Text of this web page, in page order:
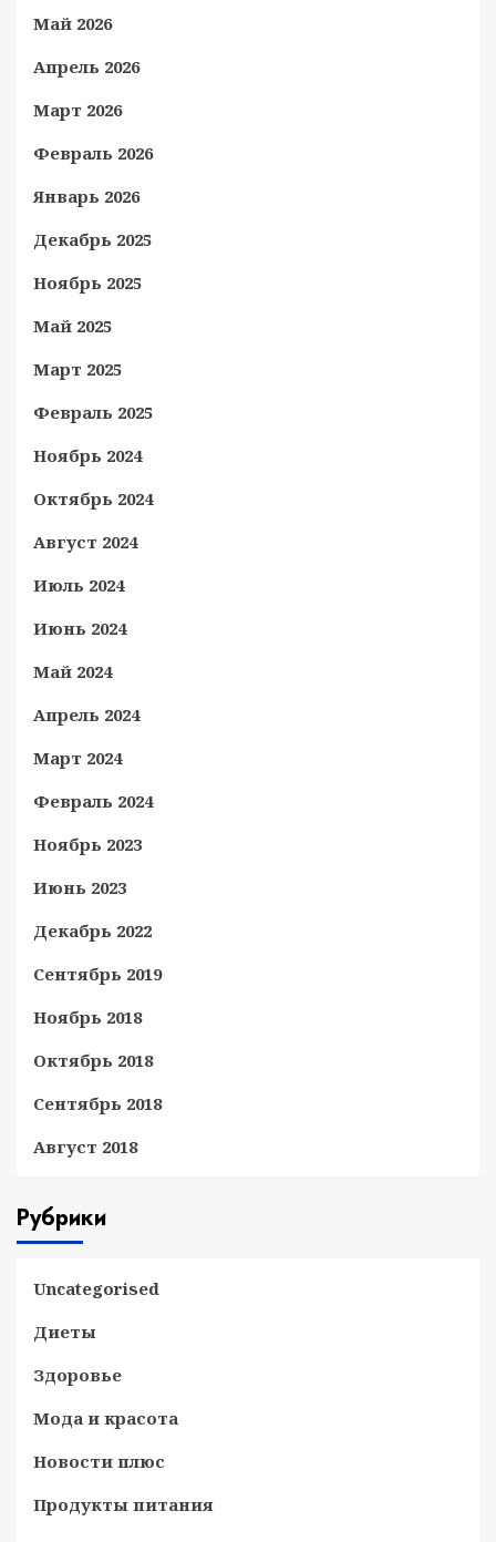
Май 2026
Апрель 2026
Март 2026
Февраль 2026
Январь 2026
Декабрь 2025
Ноябрь 2025
Май 2025
Март 2025
Февраль 2025
Ноябрь 2024
Октябрь 2024
Август 2024
Июль 2024
Июнь 2024
Май 2024
Апрель 2024
Март 2024
Февраль 2024
Ноябрь 2023
Июнь 2023
Декабрь 2022
Сентябрь 2019
Ноябрь 2018
Октябрь 2018
Сентябрь 2018
Август 2018
Рубрики
Uncategorised
Диеты
Здоровье
Мода и красота
Новости плюс
Продукты питания